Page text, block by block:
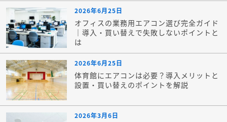
2026年6月25日
オフィスの業務用エアコン選び完全ガイド
｜導入・買い替えで失敗しないポイントと
は
2026年6月25日
体育館にエアコンは必要？導入メリットと
設置・買い替えのポイントを解説
2026年3月6日